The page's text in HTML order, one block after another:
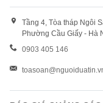
Tầng 4, Tòa tháp Ngôi
Phường Cầu Giấy - Hà
0903 405 146